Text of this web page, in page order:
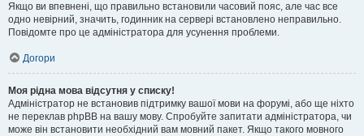
Якщо ви впевнені, що правильно встановили часовий пояс, але час все
одно невірний, значить, годинник на сервері встановлено неправильно.
Повідомте про це адміністратора для усунення проблеми.
Догори
Моя рідна мова відсутня у списку!
Адміністратор не встановив підтримку вашої мови на форумі, або ще ніхто
не переклав phpBB на вашу мову. Спробуйте запитати адміністратора, чи
може він встановити необхідний вам мовний пакет. Якщо такого мовного